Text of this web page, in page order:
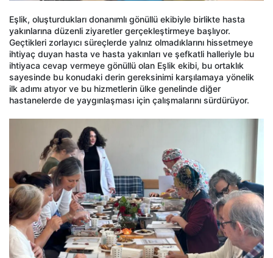
Eşlik, oluşturdukları donanımlı gönüllü ekibiyle birlikte hasta
yakınlarına düzenli ziyaretler gerçekleştirmeye başlıyor.
Geçtikleri zorlayıcı süreçlerde yalnız olmadıklarını hissetmeye
ihtiyaç duyan hasta ve hasta yakınları ve şefkatli halleriyle bu
ihtiyaca cevap vermeye gönüllü olan Eşlik ekibi, bu ortaklık
sayesinde bu konudaki derin gereksinimi karşılamaya yönelik
ilk adımı atıyor ve bu hizmetlerin ülke genelinde diğer
hastanelerde de yaygınlaşması için çalışmalarını sürdürüyor.